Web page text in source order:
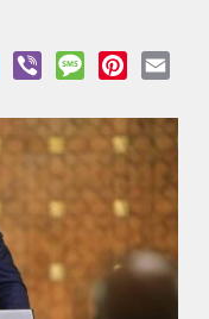
Skype Viber MessagePinterest